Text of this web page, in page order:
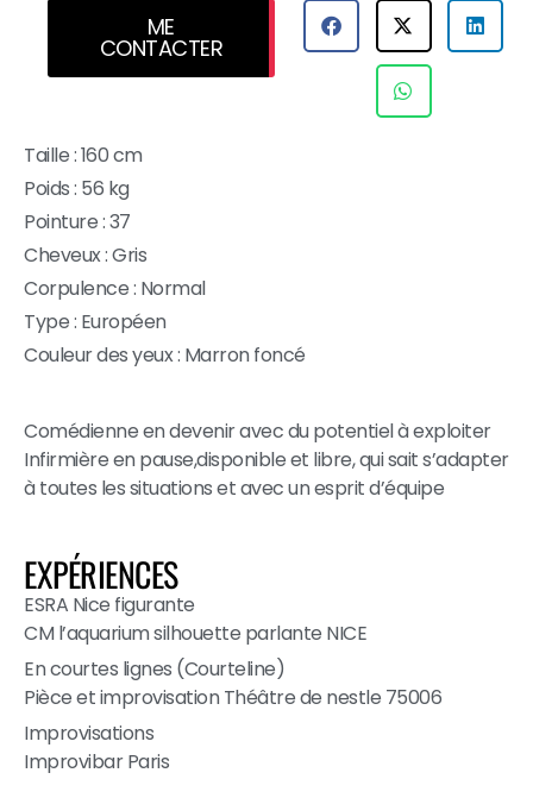
ME
CONTACTER
Taille : 160 cm
Poids : 56 kg
Pointure : 37
Cheveux : Gris
Corpulence : Normal
Type : Européen
Couleur des yeux : Marron foncé
Comédienne en devenir avec du potentiel à exploiter
Infirmière en pause,disponible et libre, qui sait s’adapter
à toutes les situations et avec un esprit d’équipe
EXPÉRIENCES
ESRA Nice figurante
CM l’aquarium silhouette parlante NICE
En courtes lignes (Courteline)
Pièce et improvisation Théâtre de nestle 75006
Improvisations
Improvibar Paris